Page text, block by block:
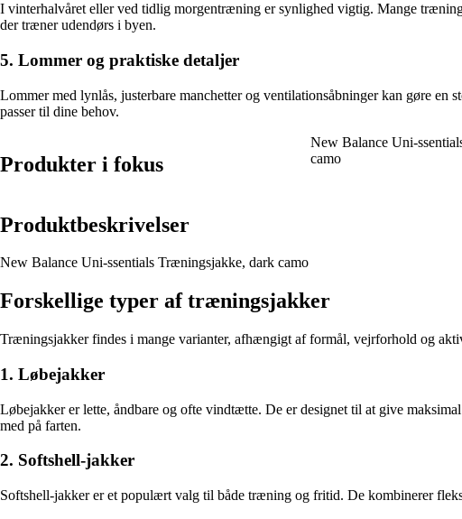
I vinterhalvåret eller ved tidlig morgentræning er synlighed vigtig. Mange
der træner udendørs i byen.
5. Lommer og praktiske detaljer
Lommer med lynlås, justerbare manchetter og ventilationsåbninger kan gøre
passer til dine behov.
Produkter i fokus
New Balance Uni-
camo
Produktbeskrivelser
New Balance Uni-ssentials Træningsjakke, dark camo
Forskellige typer af træningsjakker
Træningsjakker findes i mange varianter, afhængigt af formål, vejrforhold og
1. Løbejakker
Løbejakker er lette, åndbare og ofte vindtætte. De er designet til at give
med på farten.
2. Softshell-jakker
Softshell-jakker er et populært valg til både træning og fritid. De kombinerer